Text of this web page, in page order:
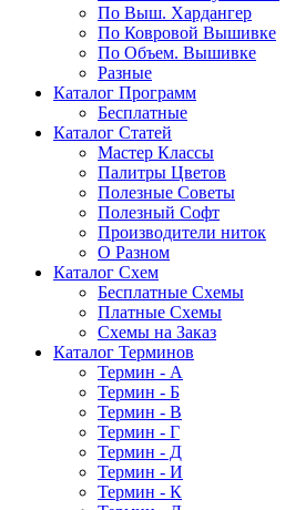
По Выш. Хардангер
По Ковровой Вышивке
По Объем. Вышивке
Разные
Каталог Программ
Бесплатные
Каталог Статей
Мастер Классы
Палитры Цветов
Полезные Советы
Полезный Софт
Производители ниток
О Разном
Каталог Схем
Бесплатные Схемы
Платные Схемы
Схемы на Заказ
Каталог Терминов
Термин - А
Термин - Б
Термин - В
Термин - Г
Термин - Д
Термин - И
Термин - К